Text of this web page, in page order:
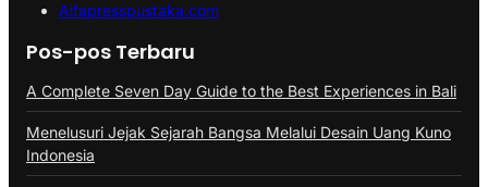
Alfapresspustaka.com
Pos-pos Terbaru
A Complete Seven Day Guide to the Best Experiences in Bali
Menelusuri Jejak Sejarah Bangsa Melalui Desain Uang Kuno
Indonesia